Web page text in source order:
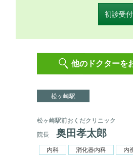
初診受付
他のドクターを
松ヶ崎駅
松ヶ崎駅前おくだクリニック
院長
奥田孝太郎
内科 消化器内科 内